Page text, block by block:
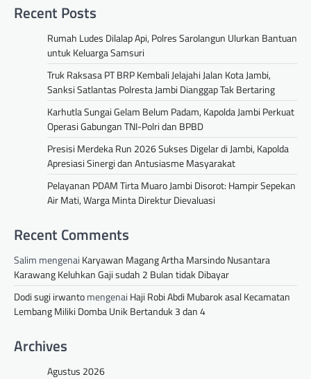
Recent Posts
Rumah Ludes Dilalap Api, Polres Sarolangun Ulurkan Bantuan
untuk Keluarga Samsuri
Truk Raksasa PT BRP Kembali Jelajahi Jalan Kota Jambi,
Sanksi Satlantas Polresta Jambi Dianggap Tak Bertaring
Karhutla Sungai Gelam Belum Padam, Kapolda Jambi Perkuat
Operasi Gabungan TNI-Polri dan BPBD
Presisi Merdeka Run 2026 Sukses Digelar di Jambi, Kapolda
Apresiasi Sinergi dan Antusiasme Masyarakat
Pelayanan PDAM Tirta Muaro Jambi Disorot: Hampir Sepekan
Air Mati, Warga Minta Direktur Dievaluasi
Recent Comments
Salim mengenai Karyawan Magang Artha Marsindo Nusantara
Karawang Keluhkan Gaji sudah 2 Bulan tidak Dibayar
Dodi sugi irwantomengenai Haji Robi Abdi Mubarok asal Kecamatan
Lembang Miliki Domba Unik Bertanduk 3 dan 4
Archives
Agustus 2026